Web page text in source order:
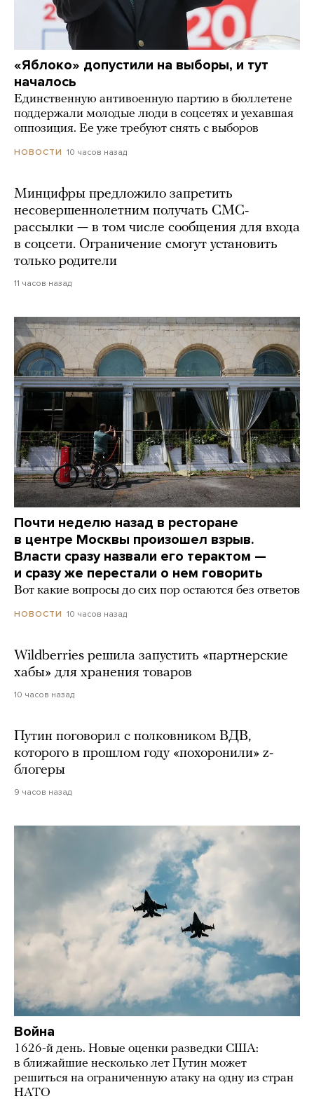
«Яблоко» допустили на выборы, и тут
началось
Единственную антивоенную партию в бюллетене
поддержали молодые люди в соцсетях и уехавшая
оппозиция. Ее уже требуют снять с выборов
НОВОСТИ 10 часов назад
Минцифры предложило запретить
несовершеннолетним получать СМС-
рассылки — в том числе сообщения для входа
в соцсети. Ограничение смогут установить
только родители
11 часов назад
Почти неделю назад в ресторане
в центре Москвы произошел взрыв.
Власти сразу назвали его терактом —
и сразу же перестали о нем говорить
Вот какие вопросы до сих пор остаются без ответов
НОВОСТИ 10 часов назад
Wildberries решила запустить «партнерские
хабы» для хранения товаров
10 часов назад
Путин поговорил с полковником ВДВ,
которого в прошлом году «похоронили» z-
блогеры
9 часов назад
Война
1626-й день. Новые оценки разведки США:
в ближайшие несколько лет Путин может
решиться на ограниченную атаку на одну из стран
НАТО